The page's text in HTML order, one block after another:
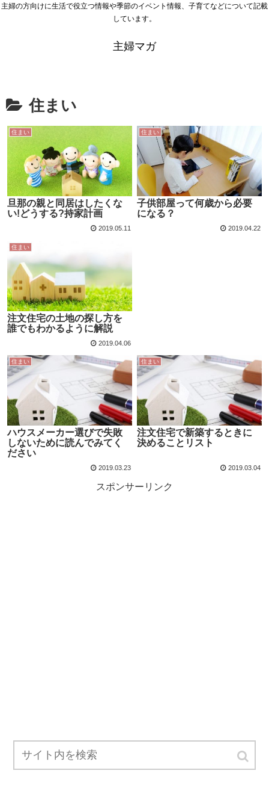
主婦の方向けに生活で役立つ情報や季節のイベント情報、子育てなどについて記載
しています。
主婦マガ
住まい
住まい
旦那の親と同居はしたくな
い!どうする?持家計画
2019.05.11
住まい
子供部屋って何歳から必要
になる？
2019.04.22
住まい
注文住宅の土地の探し方を
誰でもわかるように解説
2019.04.06
住まい
ハウスメーカー選びで失敗
しないために読んでみてく
ださい
2019.03.23
住まい
注文住宅で新築するときに
決めることリスト
2019.03.04
スポンサーリンク